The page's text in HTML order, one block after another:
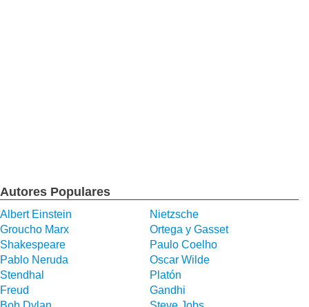
Autores Populares
Albert Einstein
Nietzsche
Groucho Marx
Ortega y Gasset
Shakespeare
Paulo Coelho
Pablo Neruda
Oscar Wilde
Stendhal
Platón
Freud
Gandhi